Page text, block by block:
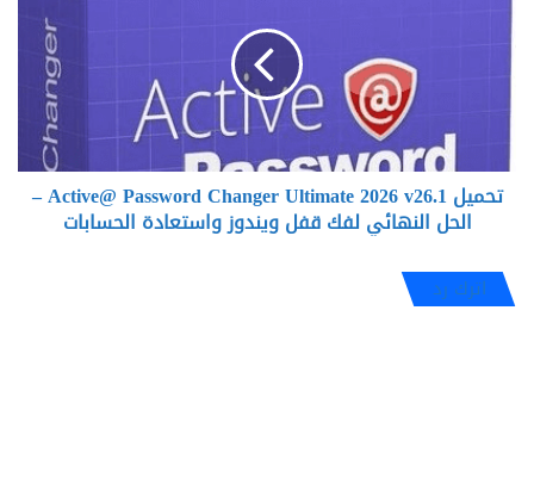
Password
Changer
Ultimate
v26.1
الحل
النهائي
ويندوز
واستعادة
تحميل Active@ Password Changer Ultimate 2026 v26.1 –
الحل النهائي لفك قفل ويندوز واستعادة الحسابات
اترك رد